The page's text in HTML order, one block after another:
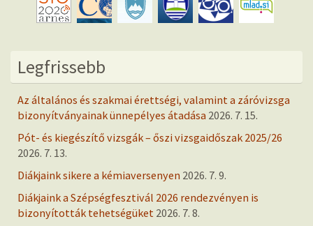
Legfrissebb
Az általános és szakmai érettségi, valamint a záróvizsga
bizonyítványainak ünnepélyes átadása 2026. 7. 15.
Pót- és kiegészítő vizsgák – őszi vizsgaidőszak 2025/26
2026. 7. 13.
Diákjaink sikere a kémiaversenyen 2026. 7. 9.
Diákjaink a Szépségfesztivál 2026 rendezvényen is
bizonyították tehetségüket 2026. 7. 8.